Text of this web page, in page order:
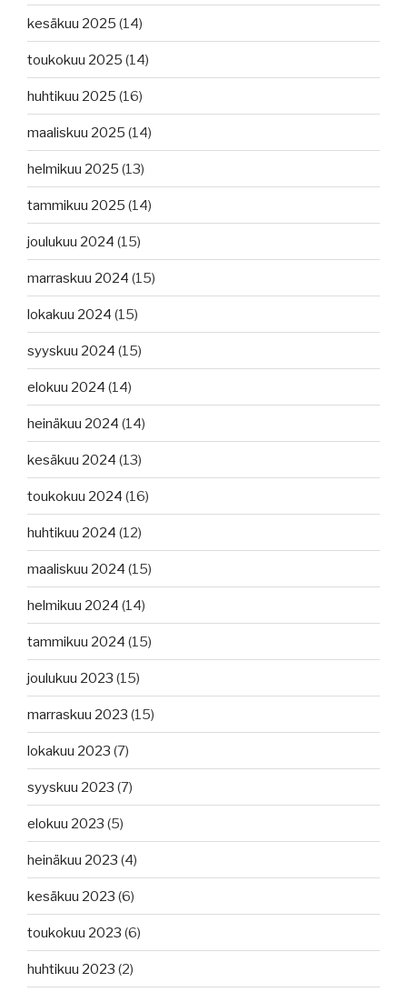
kesäkuu 2025 (14)
toukokuu 2025 (14)
huhtikuu 2025 (16)
maaliskuu 2025 (14)
helmikuu 2025 (13)
tammikuu 2025 (14)
joulukuu 2024 (15)
marraskuu 2024 (15)
lokakuu 2024 (15)
syyskuu 2024 (15)
elokuu 2024 (14)
heinäkuu 2024 (14)
kesäkuu 2024 (13)
toukokuu 2024 (16)
huhtikuu 2024 (12)
maaliskuu 2024 (15)
helmikuu 2024 (14)
tammikuu 2024 (15)
joulukuu 2023 (15)
marraskuu 2023 (15)
lokakuu 2023 (7)
syyskuu 2023 (7)
elokuu 2023 (5)
heinäkuu 2023 (4)
kesäkuu 2023 (6)
toukokuu 2023 (6)
huhtikuu 2023 (2)